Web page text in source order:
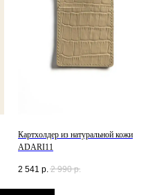
Картхолдер из натуральной кожи
ADARI11
2 541 р. 2 990 р.